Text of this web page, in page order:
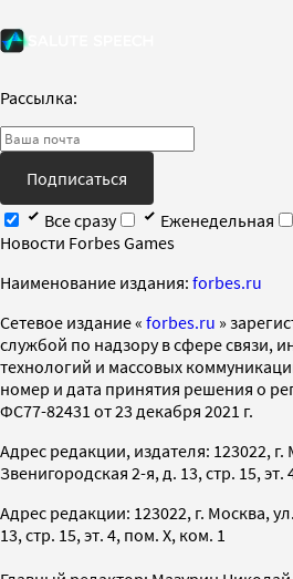
Рассылка:
Подписаться
Все сразу
Еженедельная
Новости Forbes Games
Наименование издания: forbes.ru
Cетевое издание « forbes.ru »
службой по надзору в сфере связи,
технологий и массовых
номер и дата принятия решения о
ФС77-82431 от 23 декабря 2021 г.
Адрес редакции, издателя: 123022, г.
Звенигородская 2-я, д. 13, стр. 15, эт.
Адрес редакции: 123022, г. Москва,
13, стр. 15, эт. 4, пом. X, ком. 1